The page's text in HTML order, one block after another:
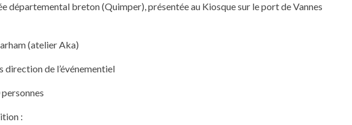
départemental breton (Quimper), présentée au Kiosque sur le port de Vannes
(atelier Aka)
direction de l’événementiel
: